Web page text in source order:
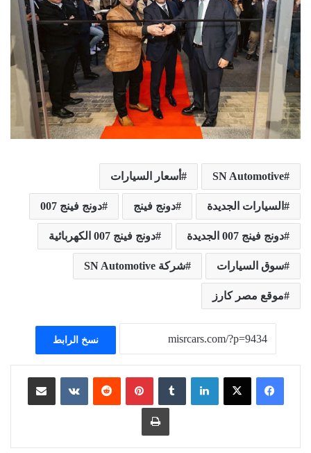
SN Automotive أسعار السيارات
السيارات الجديدة دونج فينج دونج فينج 007
دونج فينج 007 الجديدة دونج فينج 007 الكهربائية
سوق السيارات شركة SN Automotive
موقع مصر كارز
نسخ الرابط
لينكدإن ‏Tumblr بينتيريست
‏Reddit
‏VKontakte مشاركة عبر البريد
طباعة